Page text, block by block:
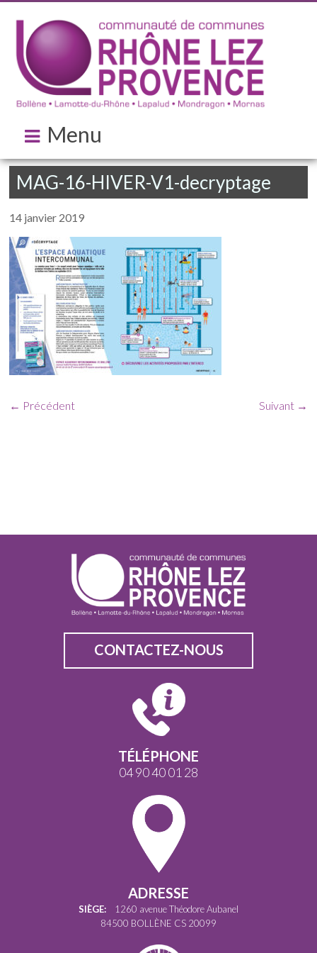
Menu
MAG-16-HIVER-V1-decryptage
14 janvier 2019
← Précédent Suivant →
CONTACTEZ-NOUS
TÉLÉPHONE
04 90 40 01 28
ADRESSE
SIÈGE: 1260 avenue Théodore Aubanel
84500 BOLLÈNE CS 20099